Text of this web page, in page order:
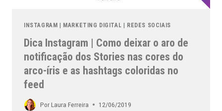
INSTAGRAM MARKETING DIGITAL REDES SOCIAIS
Dica Instagram | Como deixar o aro de
notificação dos Stories nas cores do
arco-íris e as hashtags coloridas no
feed
PorLaura Ferreira 12/06/2019